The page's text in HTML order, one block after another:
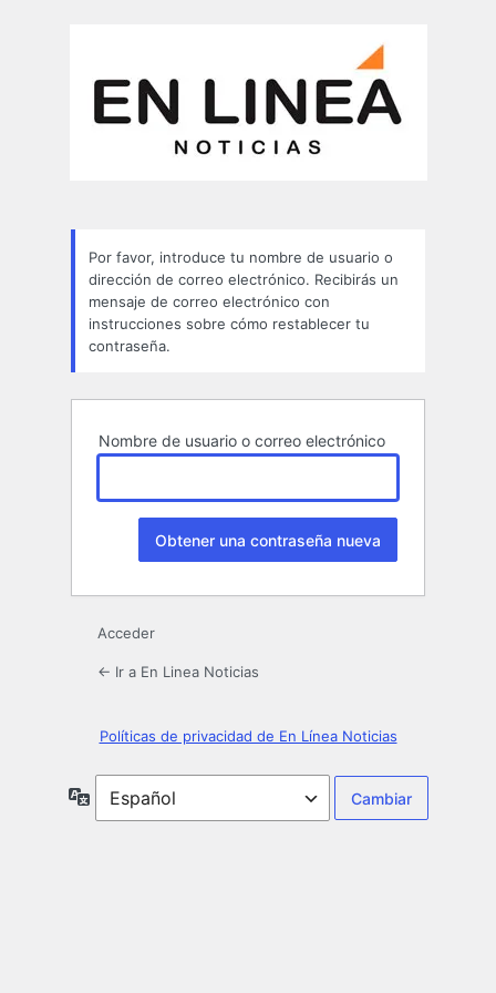
Por favor, introduce tu nombre de usuario o
dirección de correo electrónico. Recibirás un
mensaje de correo electrónico con
instrucciones sobre cómo restablecer tu
contraseña.
Nombre de usuario o correo electrónico
Acceder
← Ir a En Linea Noticias
Políticas de privacidad de En Línea Noticias
Idioma